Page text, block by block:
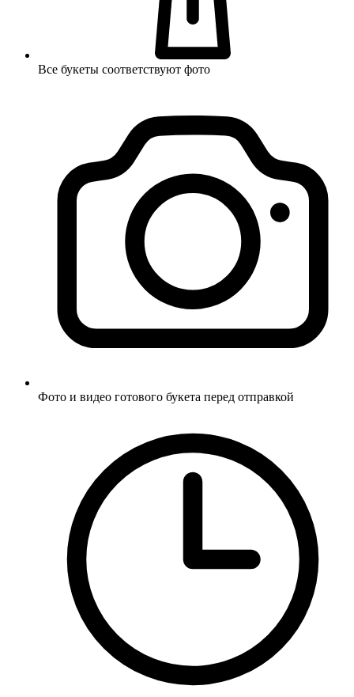
Все букеты соответствуют фото
Фото и видео готового букета перед отправкой